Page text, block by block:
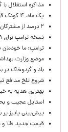
مذاکره استقلال با
یک ماه، ۴ کودک قربانی حمله سگ‌ها در سنندج / چرا حوادث تکرار می‌شود؟
۲ درصد از مشترکان ۱۰ درصد برق خانگی را مصرف می‌کنند!
نسخه ترامپ برای ۲۰۲۸؛ حمایت محرمانه از نامزدی جی‌دی ونس
ترامپ: ما خودمان
موضع وزارت
باد و گردوخاک
شروع تلخ مدافع
بهترین هدیه به
استایل عجیب و
پیش‌بینی پاییز پر
قیمت جدید طلا و سکه امروز ۱۶